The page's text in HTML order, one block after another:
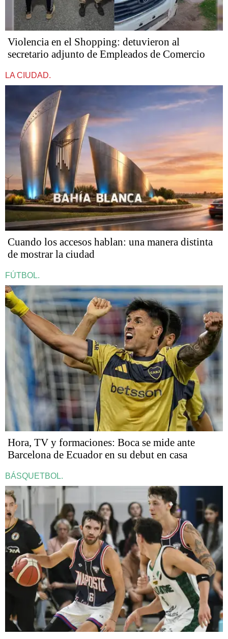
Violencia en el Shopping: detuvieron al
secretario adjunto de Empleados de Comercio
LA CIUDAD.
Cuando los accesos hablan: una manera distinta
de mostrar la ciudad
FÚTBOL.
Hora, TV y formaciones: Boca se mide ante
Barcelona de Ecuador en su debut en casa
BÁSQUETBOL.